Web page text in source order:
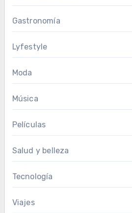
Gastronomía
Lyfestyle
Moda
Música
Películas
Salud y belleza
Tecnología
Viajes